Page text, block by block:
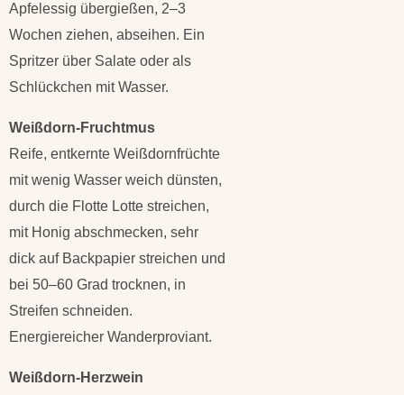
Apfelessig übergießen, 2–3
Wochen ziehen, abseihen. Ein
Spritzer über Salate oder als
Schlückchen mit Wasser.
Weißdorn-Fruchtmus
Reife, entkernte Weißdornfrüchte
mit wenig Wasser weich dünsten,
durch die Flotte Lotte streichen,
mit Honig abschmecken, sehr
dick auf Backpapier streichen und
bei 50–60 Grad trocknen, in
Streifen schneiden.
Energiereicher Wanderproviant.
Weißdorn-Herzwein